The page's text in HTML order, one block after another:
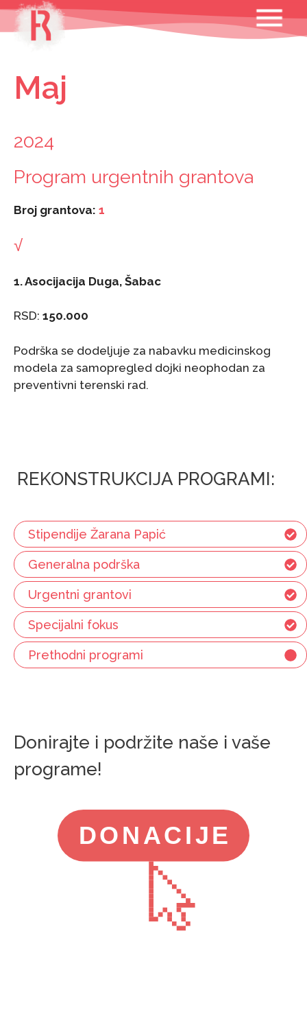
Skip
content
MENU
Maj
2024
Program urgentnih grantova
Broj grantova: 1
√
1. Asocijacija Duga, Šabac
RSD: 150.000
Podrška se dodeljuje za nabavku medicinskog
modela za samopregled dojki neophodan za
preventivni terenski rad.
REKONSTRUKCIJA PROGRAMI:
Stipendije Žarana Papić
Generalna podrška
Urgentni grantovi
Specijalni fokus
Prethodni programi
Donirajte i podržite naše i vaše
programe!